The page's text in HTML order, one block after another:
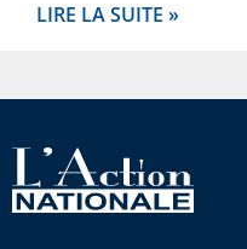
LIRE LA SUITE »